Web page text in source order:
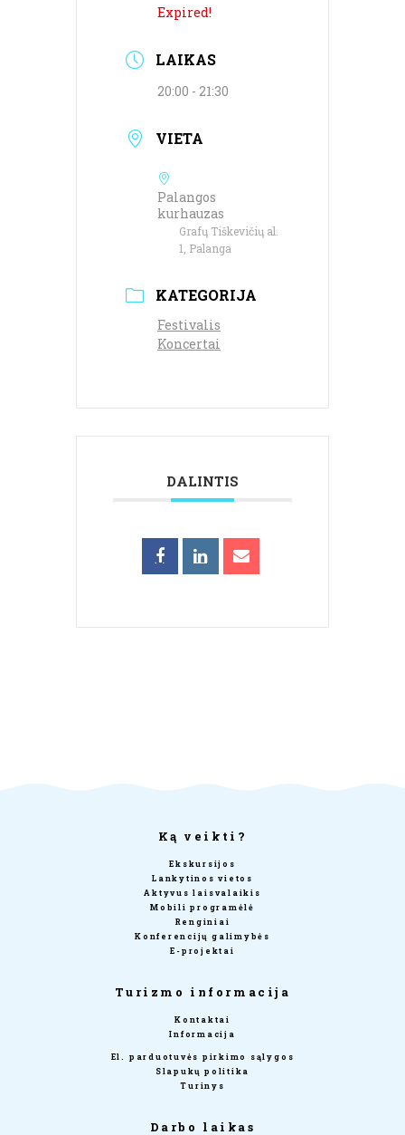
Expired!
LAIKAS
20:00 - 21:30
VIETA
Palangos
kurhauzas
Grafų Tiškevičių al.
1, Palanga
KATEGORIJA
Festivalis
Koncertai
DALINTIS
Ką veikti?
Ekskursijos
Lankytinos vietos
Aktyvus laisvalaikis
Mobili programėlė
Renginiai
Konferencijų galimybės
E-projektai
Turizmo informacija
Kontaktai
Informacija
El. parduotuvės pirkimo sąlygos
Slapukų politika
Turinys
Darbo laikas